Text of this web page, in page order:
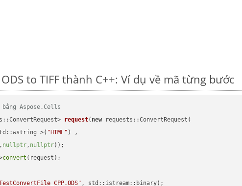
to TIFF thành C++: Ví dụ về mã từng bước
Aspose.Cells
request( new requests::ConvertRequest(
>(
"HTML" ) ,
, nullptr, nullptr))
convert
, std::istream::binary) ;